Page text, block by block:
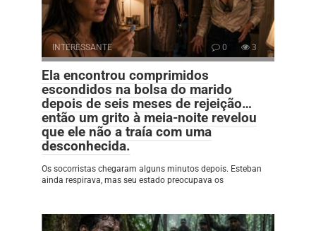
INTERESSANTE 0 3
Ela encontrou comprimidos
escondidos na bolsa do marido
depois de seis meses de rejeição…
então um grito à meia-noite revelou
que ele não a traía com uma
desconhecida.
Os socorristas chegaram alguns minutos depois. Esteban
ainda respirava, mas seu estado preocupava os